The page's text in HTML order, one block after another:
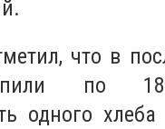
что в
по
одного хлеба